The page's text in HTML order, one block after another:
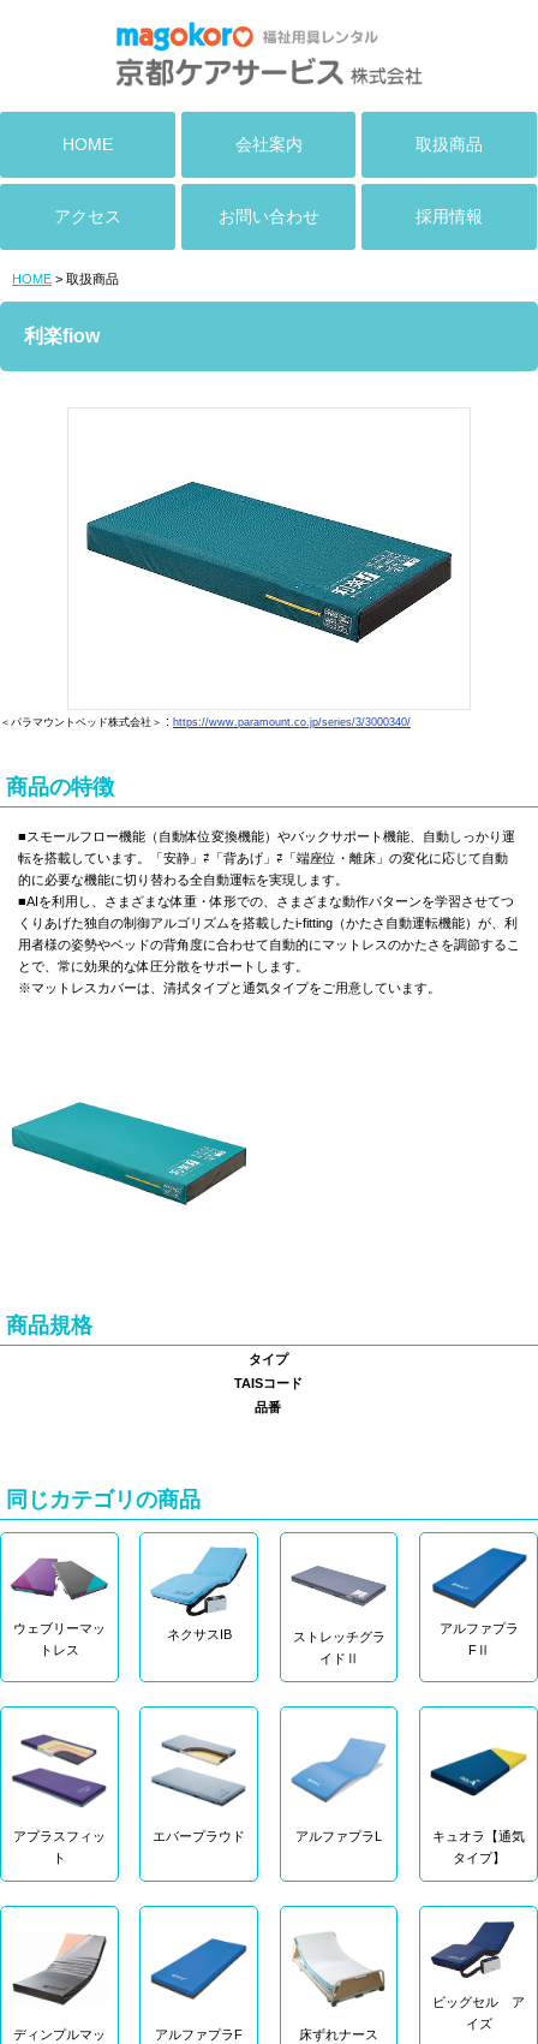
HOME 会社案内 取扱商品
アクセス お問い合わせ 採用情報
HOME > 取扱商品
利楽fiow
＜パラマウントベッド株式会社＞ : https://www.paramount.co.jp/series/3/3000340/
商品の特徴
■スモールフロー機能（自動体位変換機能）やバックサポート機能、自動しっかり運
転を搭載しています。「安静」⇄「背あげ」⇄「端座位・離床」の変化に応じて自動
的に必要な機能に切り替わる全自動運転を実現します。
■AIを利用し、さまざまな体重・体形での、さまざまな動作パターンを学習させてつ
くりあげた独自の制御アルゴリズムを搭載したi-fitting（かたさ自動運転機能）が、利
用者様の姿勢やベッドの背角度に合わせて自動的にマットレスのかたさを調節するこ
とで、常に効果的な体圧分散をサポートします。
※マットレスカバーは、清拭タイプと通気タイプをご用意しています。
商品規格
タイプ
TAISコード
品番
同じカテゴリの商品
ウェブリーマッ
トレス
ネクサスIB
ストレッチグラ
イドⅡ
アルファプラ
FⅡ
アプラスフィッ
ト
エバープラウド アルファプラL
キュオラ【通気
タイプ】
ディンプルマッ
アルファプラF 床ずれナース
ビッグセル ア
イズ